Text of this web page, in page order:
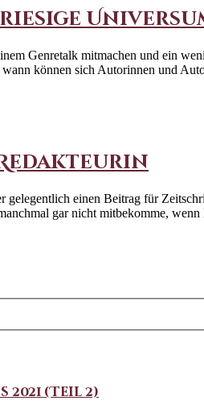
Genretalk mitmachen und ein
können sich Autorinnen und
einen Beitrag für
gar nicht mitbekomme,
(Teil 2)